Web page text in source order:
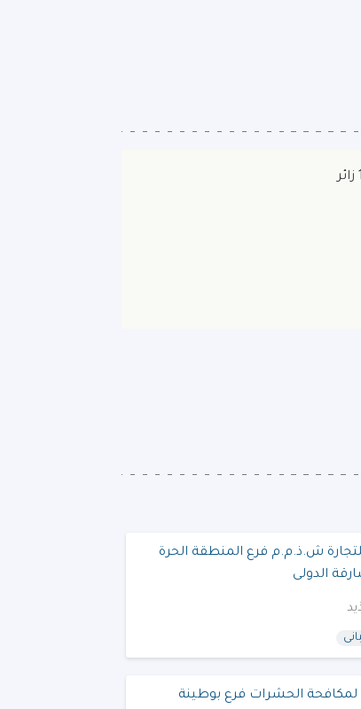
ش.ذ.م.م فرع المنطقة الحرة
الدولى
لمكافحة الحشرات فرع بوطينة